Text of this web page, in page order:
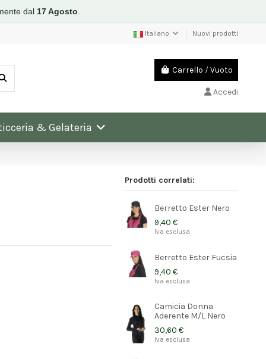
dal 17 Agosto
Italiano Nuovi prodotti
Carrello /Vuoto
Accedi
& Gelateria
Prodotti correlati:
Berretto Ester Nero
9,40 €
Iva esclusa
Berretto Ester Fucsia
9,40 €
Iva esclusa
Camicia Donna
Aderente M/L Nero
30,60 €
Iva esclusa